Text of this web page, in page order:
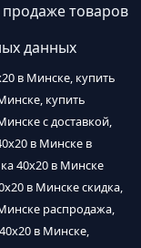
товаров
данных
в Минске, купить
купить
с доставкой,
в Минске в
40х20 в Минске
в Минске скидка,
распродажа,
в Минске,